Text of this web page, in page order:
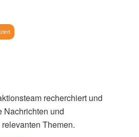
League: FC in der:…
zum Indexsystem in Luxemburg
der Kraftstoffpreise